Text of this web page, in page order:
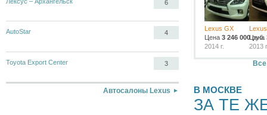
6
AutoStar 4
Toyota Export Center 3
Автосалоны Lexus
Lexus GX
Цена 3 246 000 руб.
2014 г.
Цена
2013
В МОСКВЕ
ЗА ТЕ